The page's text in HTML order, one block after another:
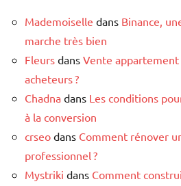
Mademoiselle dans Binance,
marche très bien
Fleurs dans Vente
acheteurs ?
Chadna dans Les conditions
à la conversion
crseo dans Comment rénover
professionnel ?
Mystriki dans Comment